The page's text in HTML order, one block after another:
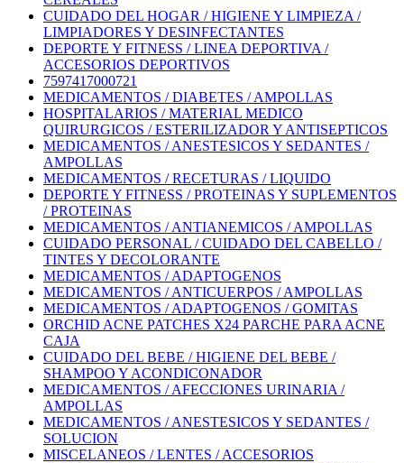
CUIDADO DEL HOGAR / HIGIENE Y LIMPIEZA /
LIMPIADORES Y DESINFECTANTES
DEPORTE Y FITNESS / LINEA DEPORTIVA /
ACCESORIOS DEPORTIVOS
7597417000721
MEDICAMENTOS / DIABETES / AMPOLLAS
HOSPITALARIOS / MATERIAL MEDICO
QUIRURGICOS / ESTERILIZADOR Y ANTISEPTICOS
MEDICAMENTOS / ANESTESICOS Y SEDANTES /
AMPOLLAS
MEDICAMENTOS / RECETURAS / LIQUIDO
DEPORTE Y FITNESS / PROTEINAS Y SUPLEMENTOS
/ PROTEINAS
MEDICAMENTOS / ANTIANEMICOS / AMPOLLAS
CUIDADO PERSONAL / CUIDADO DEL CABELLO /
TINTES Y DECOLORANTE
MEDICAMENTOS / ADAPTOGENOS
MEDICAMENTOS / ANTICUERPOS / AMPOLLAS
MEDICAMENTOS / ADAPTOGENOS / GOMITAS
ORCHID ACNE PATCHES X24 PARCHE PARA ACNE
CAJA
CUIDADO DEL BEBE / HIGIENE DEL BEBE /
SHAMPOO Y ACONDICONADOR
MEDICAMENTOS / AFECCIONES URINARIA /
AMPOLLAS
MEDICAMENTOS / ANESTESICOS Y SEDANTES /
SOLUCION
MISCELANEOS / LENTES / ACCESORIOS